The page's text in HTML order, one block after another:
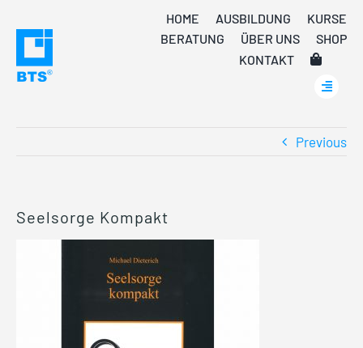
content
HOME AUSBILDUNG
KURSE
BERATUNG
ÜBER UNS
SHOP
KONTAKT
Previous
Seelsorge Kompakt